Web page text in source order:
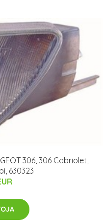
306, 306 Cabriolet,
630323